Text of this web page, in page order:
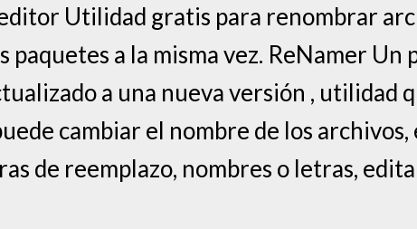
Utilidad gratis para renombrar
paquetes a la misma vez. ReNamer
a una nueva versión , utilidad
cambiar el nombre de los
de reemplazo, nombres o letras,